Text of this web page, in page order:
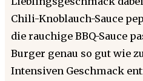
Chili-Knoblauch-Sauce
die rauchige BBQ-Sauce
Burger genau so gut wie
Intensiven Geschmack